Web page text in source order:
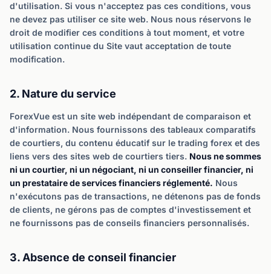
d'utilisation. Si vous n'acceptez pas ces conditions, vous
ne devez pas utiliser ce site web. Nous nous réservons le
droit de modifier ces conditions à tout moment, et votre
utilisation continue du Site vaut acceptation de toute
modification.
2. Nature du service
ForexVue est un site web indépendant de comparaison et
d'information. Nous fournissons des tableaux comparatifs
de courtiers, du contenu éducatif sur le trading forex et des
liens vers des sites web de courtiers tiers. Nous ne sommes
ni un courtier, ni un négociant, ni un conseiller financier, ni
un prestataire de services financiers réglementé. Nous
n'exécutons pas de transactions, ne détenons pas de fonds
de clients, ne gérons pas de comptes d'investissement et
ne fournissons pas de conseils financiers personnalisés.
3. Absence de conseil financier